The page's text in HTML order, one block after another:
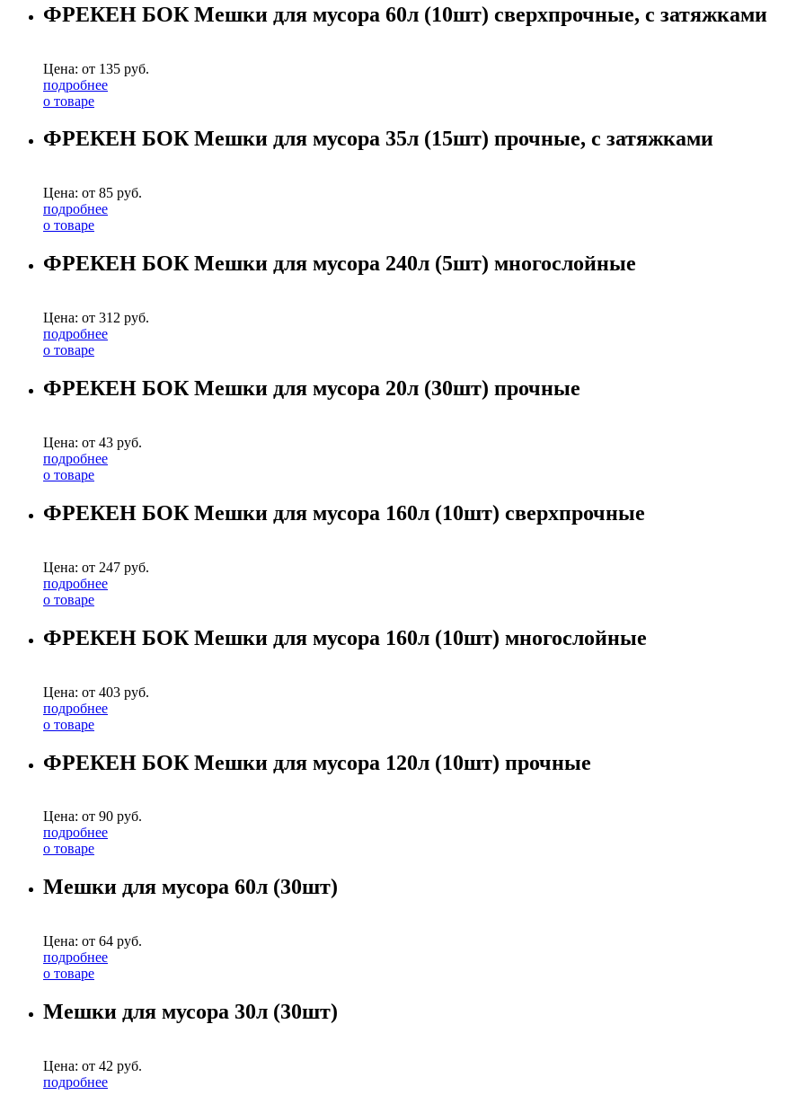
ФРЕКЕН БОК Мешки для мусора 60л (10шт) сверхпрочные, с затяжками
Цена: от 135 руб.
подробнее
о товаре
ФРЕКЕН БОК Мешки для мусора 35л (15шт) прочные, с затяжками
Цена: от 85 руб.
подробнее
о товаре
ФРЕКЕН БОК Мешки для мусора 240л (5шт) многослойные
Цена: от 312 руб.
подробнее
о товаре
ФРЕКЕН БОК Мешки для мусора 20л (30шт) прочные
Цена: от 43 руб.
подробнее
о товаре
ФРЕКЕН БОК Мешки для мусора 160л (10шт) сверхпрочные
Цена: от 247 руб.
подробнее
о товаре
ФРЕКЕН БОК Мешки для мусора 160л (10шт) многослойные
Цена: от 403 руб.
подробнее
о товаре
ФРЕКЕН БОК Мешки для мусора 120л (10шт) прочные
Цена: от 90 руб.
подробнее
о товаре
Мешки для мусора 60л (30шт)
Цена: от 64 руб.
подробнее
о товаре
Мешки для мусора 30л (30шт)
Цена: от 42 руб.
подробнее